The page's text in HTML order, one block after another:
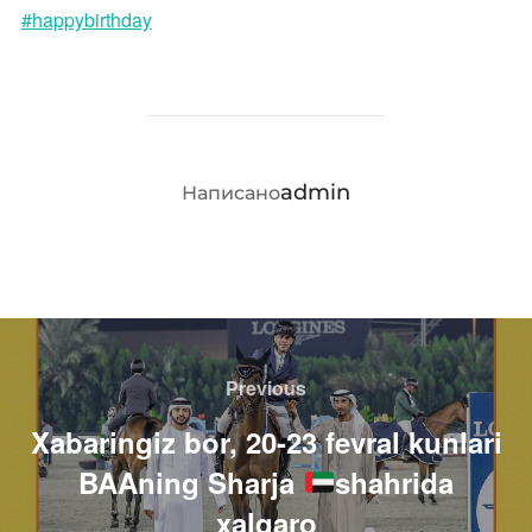
#happybirthday
АВТОР ЗАПИСИ
Написаноadmin
Навигация
по
записям
Previous
Previous
Xabaringiz bor, 20-23 fevral kunlari
BAAning Sharja
shahrida
xalqaro